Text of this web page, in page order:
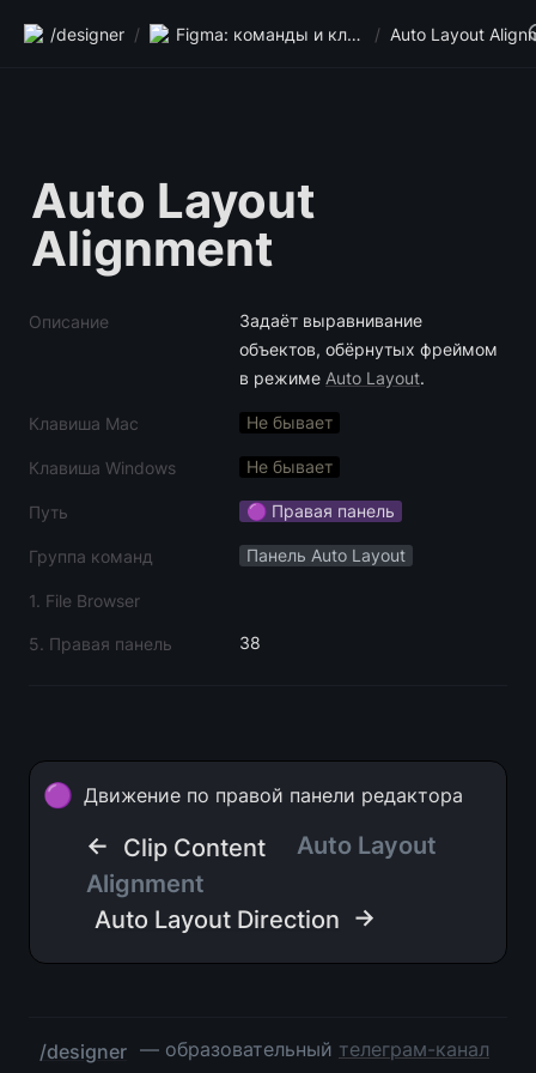
/designer / Figma: команды и клавиши / Auto Layout
Auto Layout
Alignment
Описание
Задаёт выравнивание
объектов, обёрнутых фреймом
в режиме Auto Layout.
Клавиша Mac Не бывает
Клавиша Windows Не бывает
Путь 🟣 Правая панель
Группа команд Панель Auto Layout
1. File Browser
5. Правая панель 38
🟣 Движение по правой панели редактора
← Clip Content
Auto Layout
Alignment
Auto Layout Direction →
/designer — образовательный телеграм-канал